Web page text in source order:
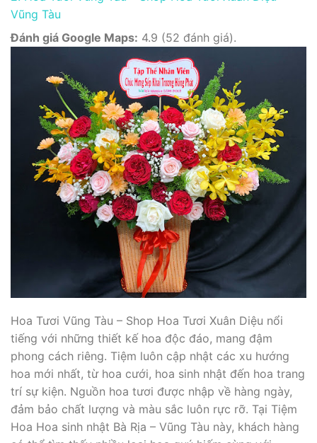
Vũng Tàu
Đánh giá Google Maps: 4.9 (52 đánh giá).
Hoa Tươi Vũng Tàu – Shop Hoa Tươi Xuân Diệu nổi
tiếng với những thiết kế hoa độc đáo, mang đậm
phong cách riêng. Tiệm luôn cập nhật các xu hướng
hoa mới nhất, từ hoa cưới, hoa sinh nhật đến hoa trang
trí sự kiện. Nguồn hoa tươi được nhập về hàng ngày,
đảm bảo chất lượng và màu sắc luôn rực rỡ. Tại Tiệm
Hoa Hoa sinh nhật Bà Rịa – Vũng Tàu này, khách hàng